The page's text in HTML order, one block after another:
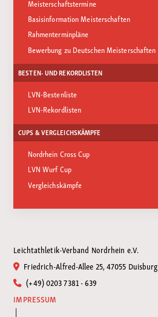
Meisterschaftstermine
Basisinformation Meisterschaften
Rahmenterminpläne
Bewerbung zu Deutschen Meisterschaften
BESTEN- UND REKORDLISTEN
LVN-Bestenliste
LVN-Rekordlisten
CUPS & VERGLEICHSKÄMPFE
Nordrhein Cross Cup
LVN Wurf Cup
Vergleichskämpfe
Leichtathletik-Verband Nordrhein e.V.
Friedrich-Alfred-Allee 25, 47055 Duisburg
(+49) 0203 7381 - 639
IMPRESSUM
|